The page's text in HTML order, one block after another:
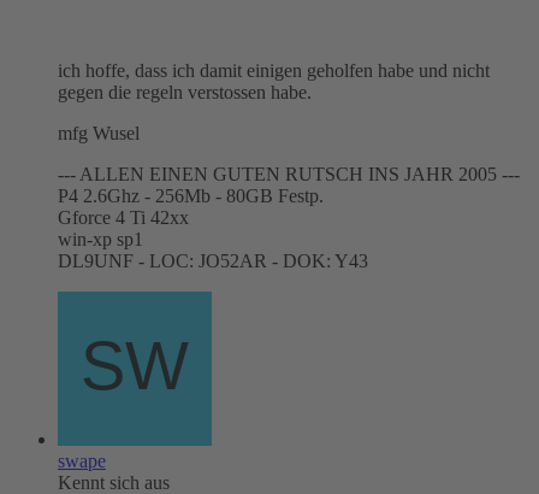
ich hoffe, dass ich damit einigen geholfen habe und nicht
gegen die regeln verstossen habe.
mfg Wusel
--- ALLEN EINEN GUTEN RUTSCH INS JAHR 2005 ---
P4 2.6Ghz - 256Mb - 80GB Festp.
Gforce 4 Ti 42xx
win-xp sp1
DL9UNF - LOC: JO52AR - DOK: Y43
swape
Kennt sich aus